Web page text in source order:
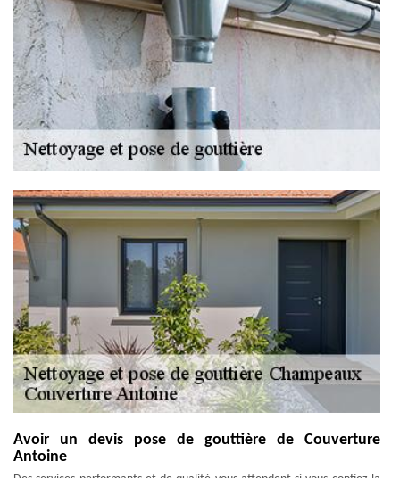
Avoir un devis pose de gouttière de Couverture
Antoine